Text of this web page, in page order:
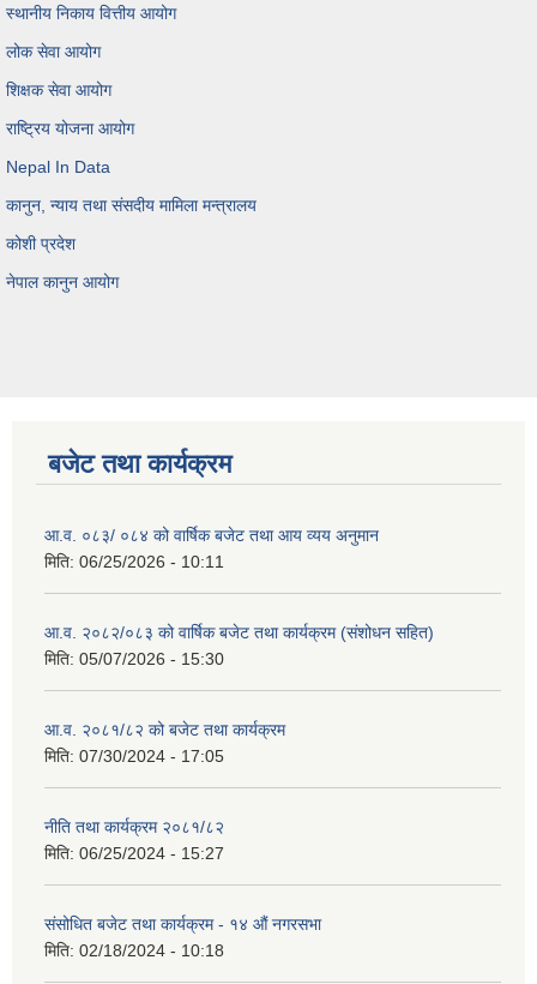
स्थानीय निकाय वित्तीय आयोग
लोक सेवा आयोग
शिक्षक सेवा आयोग
राष्ट्रिय योजना आयोग
Nepal In Data
कानुन, न्याय तथा संसदीय मामिला मन्त्रालय
कोशी प्रदेश
नेपाल कानुन आयोग
बजेट तथा कार्यक्रम
आ.व. ०८३/ ०८४ को वार्षिक बजेट तथा आय व्यय अनुमान
मिति: 06/25/2026 - 10:11
आ.व. २०८२/०८३ को वार्षिक बजेट तथा कार्यक्रम (संशोधन सहित)
मिति: 05/07/2026 - 15:30
आ.व. २०८१/८२ को बजेट तथा कार्यक्रम
मिति: 07/30/2024 - 17:05
नीति तथा कार्यक्रम २०८१/८२
मिति: 06/25/2024 - 15:27
संसोधित बजेट तथा कार्यक्रम - १४ औं नगरसभा
मिति: 02/18/2024 - 10:18